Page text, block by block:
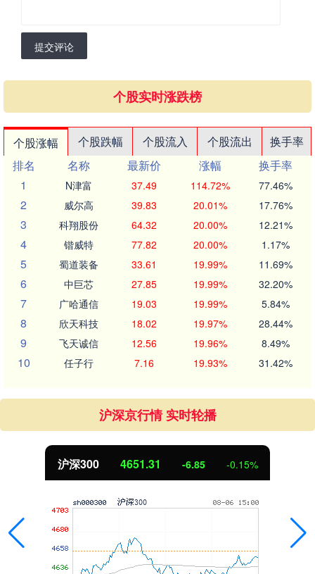
提交评论
个股实时涨跌榜
个股涨幅 个股跌幅 个股流入 个股流出
换手率
排名
名称 最新价 涨幅
换手率
1
N津富 37.49 114.72% 77.46%
2 威尔高 39.83 20.01% 17.76%
3 科翔股份 64.32 20.00% 12.21%
4 锴威特 77.82 20.00% 1.17%
5 蜀道装备 33.61 19.99% 11.69%
6 中巨芯 27.85 19.99% 32.20%
7 广哈通信 19.03 19.99% 5.84%
8 欣天科技 18.02 19.97% 28.44%
9 飞天诚信 12.56 19.96% 8.49%
10 任子行 7.16 19.93% 31.42%
沪深京行情 实时轮播
北证50 1122.88 3.42 0.30%